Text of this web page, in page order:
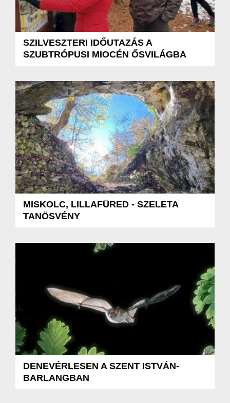
SZILVESZTERI IDŐUTAZÁS A
SZUBTRÓPUSI MIOCÉN ŐSVILÁGBA
MISKOLC, LILLAFÜRED - SZELETA
TANÖSVÉNY
DENEVÉRLESEN A SZENT ISTVÁN-
BARLANGBAN